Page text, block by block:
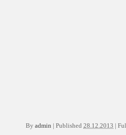
By admin | Published 28.12.2013 |